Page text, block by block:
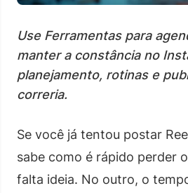
Use Ferramentas para
manter a constância no
planejamento, rotinas e
correria.
Se você já tentou postar
sabe como é rápido perder
falta ideia. No outro, o